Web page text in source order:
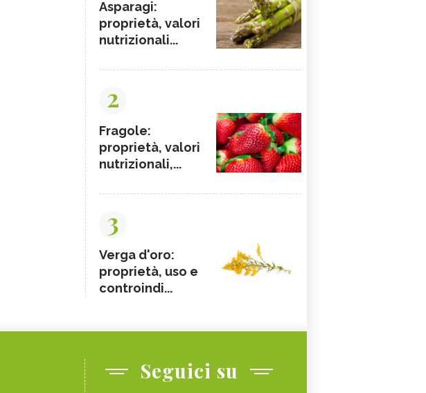
Asparagi:
proprietà, valori
nutrizionali...
2
Fragole:
proprietà, valori
nutrizionali,...
3
Verga d'oro:
proprietà, uso e
controindi...
Seguici su